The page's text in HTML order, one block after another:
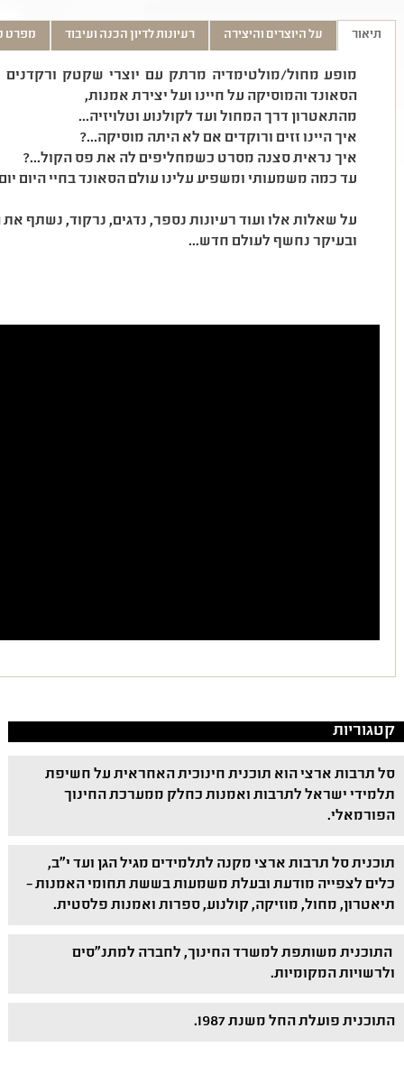
תיאור על היוצרים והיצירה רעיונות לדיון הכנה ועיבוד מפרט
מופע מחול/מולטימדיה מרתק עם יוצרי שקטק
הסאונד והמוסיקה על חיינו ועל יצירת אמנות,
מהתאטרון דרך המחול ועד לקולנוע וטלויזיה...
איך היינו זזים ורוקדים אם לא היתה מוסיקה...?
איך נראית סצנה מסרט כשמחליפים לה את פס הקול...?
עד כמה משמעותי ומשפיע עלינו עולם הסאונד בחיי היום
על שאלות אלו ועוד רעיונות נספר, נדגים, נרקוד, נשתף
ובעיקר נחשף לעולם חדש...
קטגוריות
סל תרבות ארצי הוא תוכנית חינוכית האחראית על חשיפת
תלמידי ישראל לתרבות ואמנות כחלק ממערכת החינוך
הפורמאלי.
תוכנית סל תרבות ארצי מקנה לתלמידים מגיל הגן ועד י"ב,
כלים לצפייה מודעת ובעלת משמעות בששת תחומי האמנות –
תיאטרון, מחול, מוזיקה, קולנוע, ספרות ואמנות פלסטית.
התוכנית משותפת למשרד החינוך, לחברה למתנ"סים
ולרשויות המקומיות.
התוכנית פועלת החל משנת 1987.